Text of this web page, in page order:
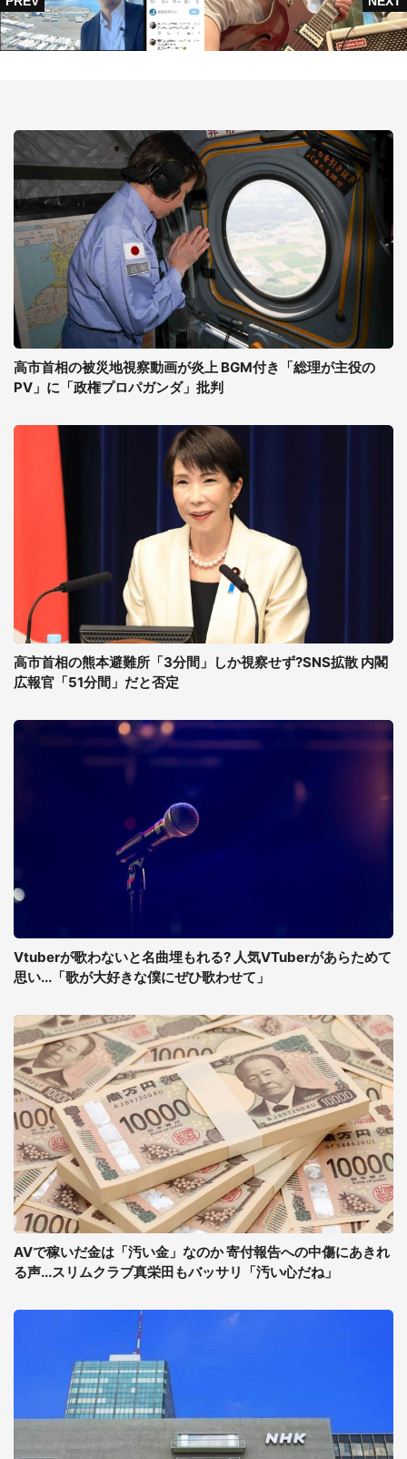
高市首相の被災地視察動画が炎上 BGM付き「総理が主役の
PV」に「政権プロパガンダ」批判
高市首相の熊本避難所「3分間」しか視察せず?SNS拡散 内閣
広報官「51分間」だと否定
Vtuberが歌わないと名曲埋もれる? 人気VTuberがあらためて
思い...「歌が大好きな僕にぜひ歌わせて」
AVで稼いだ金は「汚い金」なのか 寄付報告への中傷にあきれ
る声...スリムクラブ真栄田もバッサリ「汚い心だね」